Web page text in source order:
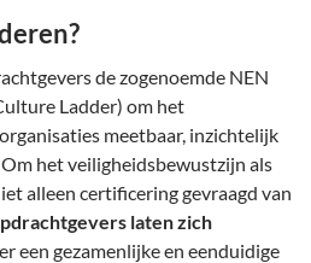
de zogenoemde NEN
Ladder) om het
meetbaar, inzichtelijk
het veiligheidsbewustzijn als
alleen certificering gevraagd van
laten zich
een gezamenlijke en eenduidige